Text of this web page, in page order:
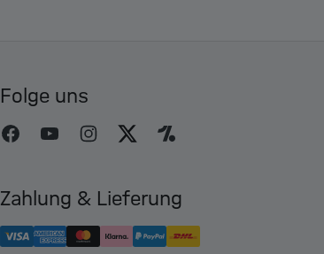
Folge uns
Zahlung & Lieferung